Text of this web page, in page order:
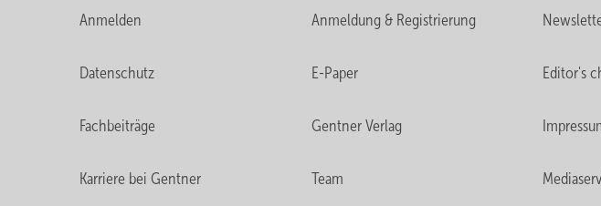
Anmelden Anmeldung & Registrierung
Datenschutz E-Paper Editor's
Fachbeiträge Gentner Verlag
Karriere bei Gentner Team